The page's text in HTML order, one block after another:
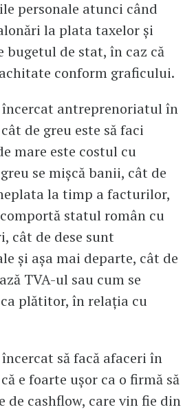
personale atunci când
la plata taxelor și
bugetul de stat, în caz că
conform graficului.
antreprenoriatul în
de greu este să faci
mare este costul cu
se mișcă banii, cât de
la timp a facturilor,
statul român cu
cât de dese sunt
și așa mai departe, cât de
TVA-ul sau cum se
plătitor, în relația cu
să facă afaceri în
e foarte ușor ca o firmă să
de cashflow, care vin fie din